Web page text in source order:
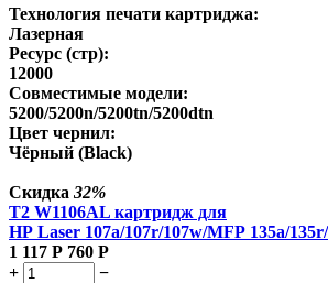
Технология печати картриджа:
Лазерная
Ресурс (стр):
12000
Совместимые модели:
5200/5200n/5200tn/5200dtn
Цвет чернил:
Чёрный (Black)
Скидка 32%
T2 W1106AL картридж для
HP Laser 107a/107r/107w/MFP 135a/
1 117 Р 760 Р
+
−